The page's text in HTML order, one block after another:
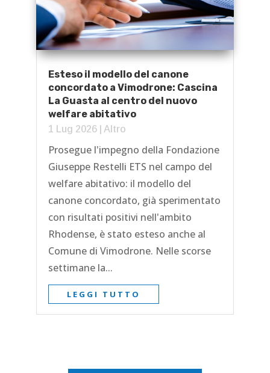
Esteso il modello del canone
concordato a Vimodrone: Cascina
La Guasta al centro del nuovo
welfare abitativo
1 Lug 2026| Altro
Prosegue l'impegno della Fondazione
Giuseppe Restelli ETS nel campo del
welfare abitativo: il modello del
canone concordato, già sperimentato
con risultati positivi nell'ambito
Rhodense, è stato esteso anche al
Comune di Vimodrone. Nelle scorse
settimane la...
LEGGI TUTTO